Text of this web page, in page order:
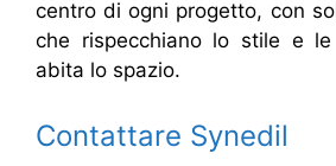
centro di ogni progetto, con
che rispecchiano lo stile e
abita lo spazio.
Contattare Synedil